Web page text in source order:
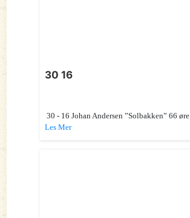
30 16
30 - 16 Johan Andersen ”Solbakken” 66 øre
Les Mer